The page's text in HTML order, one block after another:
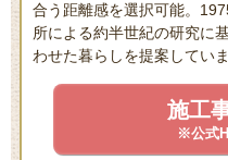
合う距離感を選択可能。
所による約半世紀の研究に
わせた暮らしを提案していま
施工
※公式